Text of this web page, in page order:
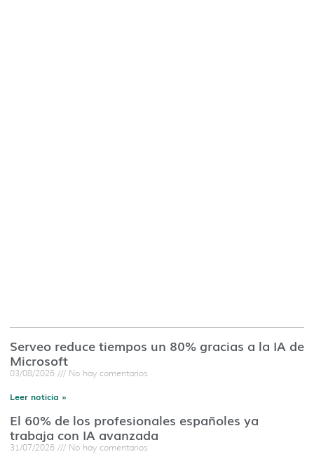
Serveo reduce tiempos un 80% gracias a la IA de
Microsoft
03/08/2026 No hay comentarios
Leer noticia »
El 60% de los profesionales españoles ya
trabaja con IA avanzada
31/07/2026 No hay comentarios